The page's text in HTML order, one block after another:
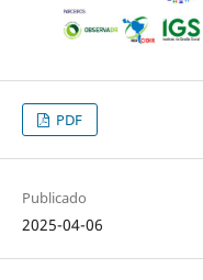
PDF
Publicado
2025-04-06